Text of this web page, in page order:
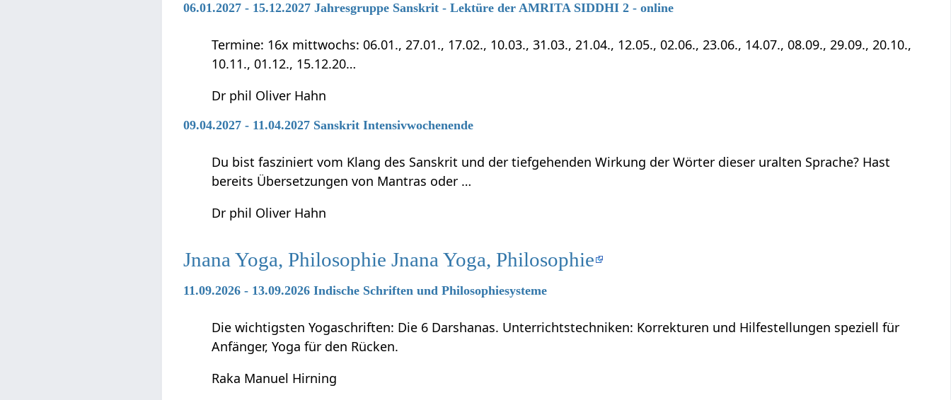
06.01.2027 - 15.12.2027 Jahresgruppe Sanskrit - Lektüre der AMRITA SIDDHI 2 - online
Termine: 16x mittwochs: 06.01., 27.01., 17.02., 10.03., 31.03., 21.04., 12.05., 02.06., 23.06., 14.07., 08.09., 29.09., 20.10.,
10.11., 01.12., 15.12.20…
Dr phil Oliver Hahn
09.04.2027 - 11.04.2027 Sanskrit Intensivwochenende
Du bist fasziniert vom Klang des Sanskrit und der tiefgehenden Wirkung der Wörter dieser uralten Sprache? Hast
bereits Übersetzungen von Mantras oder …
Dr phil Oliver Hahn
Jnana Yoga, Philosophie Jnana Yoga, Philosophie
11.09.2026 - 13.09.2026 Indische Schriften und Philosophiesysteme
Die wichtigsten Yogaschriften: Die 6 Darshanas. Unterrichtstechniken: Korrekturen und Hilfestellungen speziell für
Anfänger, Yoga für den Rücken.
Raka Manuel Hirning